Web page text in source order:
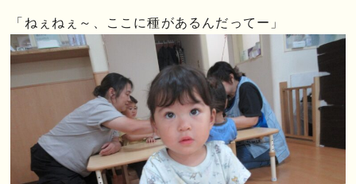
「ねぇねぇ～、ここに種があるんだってー」